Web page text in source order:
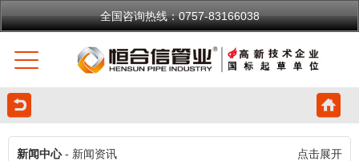
全国咨询热线：0757-83166038
新闻中心- 新闻资讯 点击展开